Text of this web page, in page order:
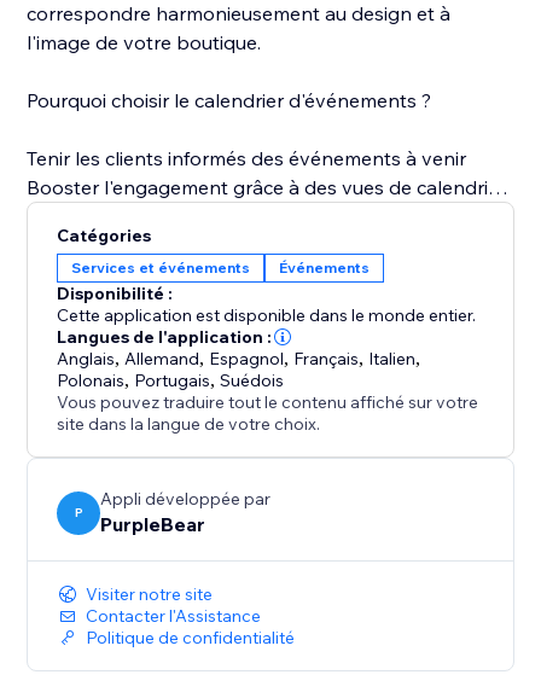
correspondre harmonieusement au design et à
l'image de votre boutique.
Pourquoi choisir le calendrier d'événements ?
Tenir les clients informés des événements à venir
Booster l'engagement grâce à des vues de calendrier
Économiser du temps grâce à l'automatisation
alimentée par l'IA
Garder un contrôle total sur la visibilité et
l'organisation des événements
Afficher les événements de manière professionnelle
sans modifier le code du thème
Le calendrier d'événements transforme votre
dynamique - vous aidant à gérer les événements
efficacement, à accroître l'engagement et à rester en
contact avec votre public.
Catégories
Services et événements Événements
Disponibilité :
Cette application est disponible dans le monde entier.
Langues de l'application :
Anglais, Allemand, Espagnol, Français, Italien,
Polonais, Portugais,Suédois
Vous pouvez traduire tout le contenu affiché sur votre
site dans la langue de votre choix.
P
Appli développée par
PurpleBear
Visiter notre site
Contacter l'Assistance
Politique de confidentialité